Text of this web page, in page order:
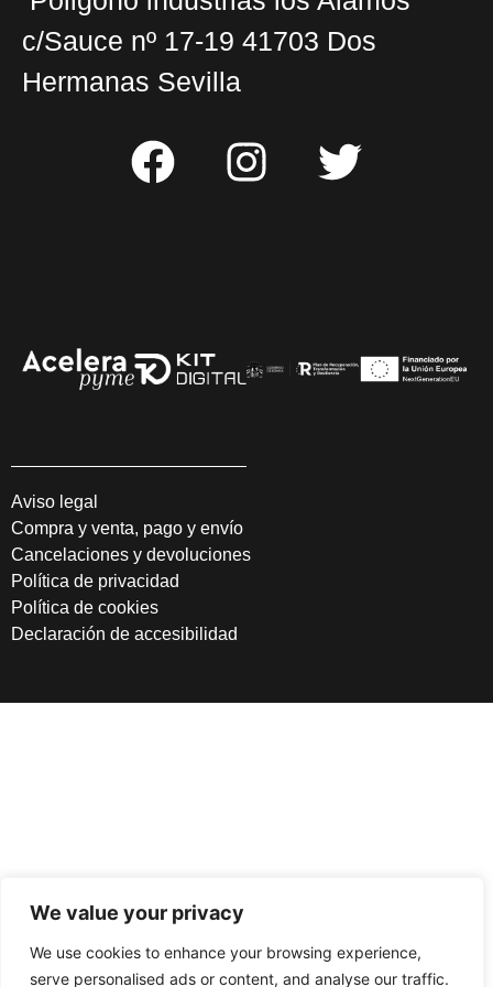
We value your privacy
We use cookies to enhance your browsing experience,
serve personalised ads or content, and analyse our traffic.
c/Sauce nº 17-19 41703 Dos
Hermanas Sevilla
Aviso legal
Compra y venta, pago y envío
Cancelaciones y devoluciones
Política de privacidad
Política de cookies
Declaración de accesibilidad